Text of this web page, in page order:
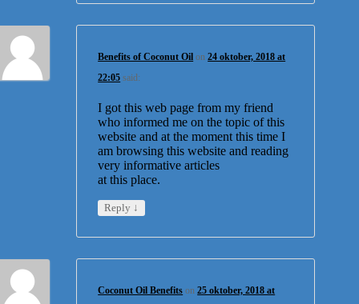
Benefits of Coconut Oil on24 oktober, 2018 at
22:05 said:
I got this web page from my friend
who informed me on the topic of this
website and at the moment this time I
am browsing this website and reading
very informative articles
at this place.
Reply ↓
Coconut Oil Benefits on25 oktober, 2018 at